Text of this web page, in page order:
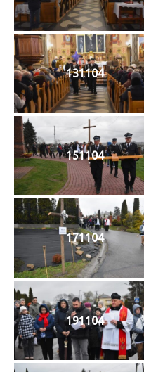
131104
151104
171104
191104